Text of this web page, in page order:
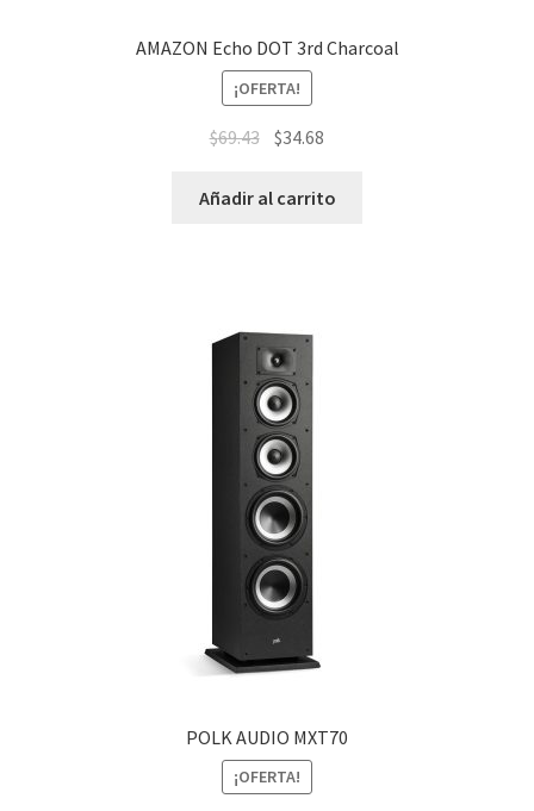
AMAZON Echo DOT 3rd Charcoal
¡OFERTA!
$69.43 $34.68
Añadir al carrito
POLK AUDIO MXT70
¡OFERTA!